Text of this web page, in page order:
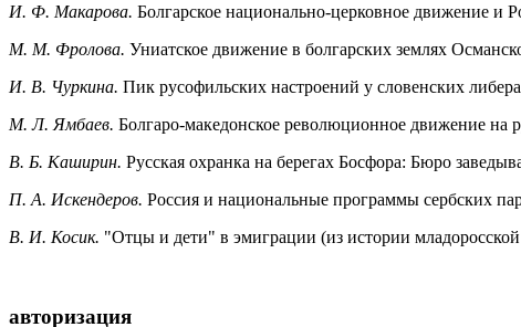
И. Ф. Макарова. Болгарское национально-церковное движение и
М. М. Фролова. Униатское движение в болгарских землях
И. В. Чуркина. Пик русофильских настроений у словенских
М. Л. Ямбаев. Болгаро-македонское революционное движение
B. Б. Каширин. Русская охранка на берегах Босфора: Бюро
П. А. Искендеров. Россия и национальные программы сербских
В. И. Косик. "Отцы и дети" в эмиграции (из истории
авторизация